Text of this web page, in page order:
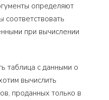
определяют
соответствовать
при вычислении
таблица с данными о
вычислить
проданных только в